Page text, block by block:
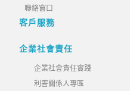
聯絡窗口
客戶服務
企業社會責任
企業社會責任實踐
利害關係人專區